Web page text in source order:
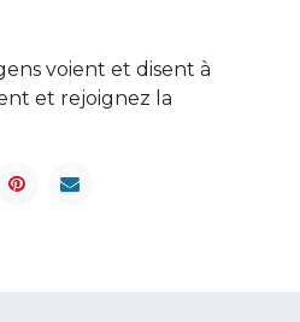
voient et disent à
et rejoignez la